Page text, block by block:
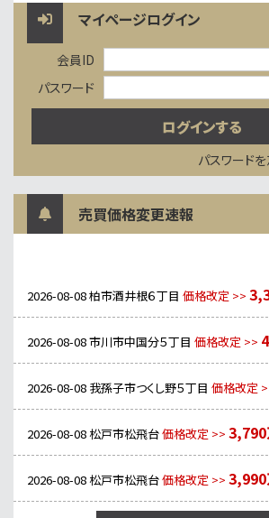
マイページログイン
会員ID
パスワード
パスワード
売買価格変更速報
2026-08-08柏市酒井根６丁目 価格改定 >>
2026-08-08市川市中国分５丁目 価格改定 >>
2026-08-08 我孫子市つくし野５丁目 価格改定
2026-08-08松戸市松飛台価格改定 >>
2026-08-08松戸市松飛台価格改定 >>